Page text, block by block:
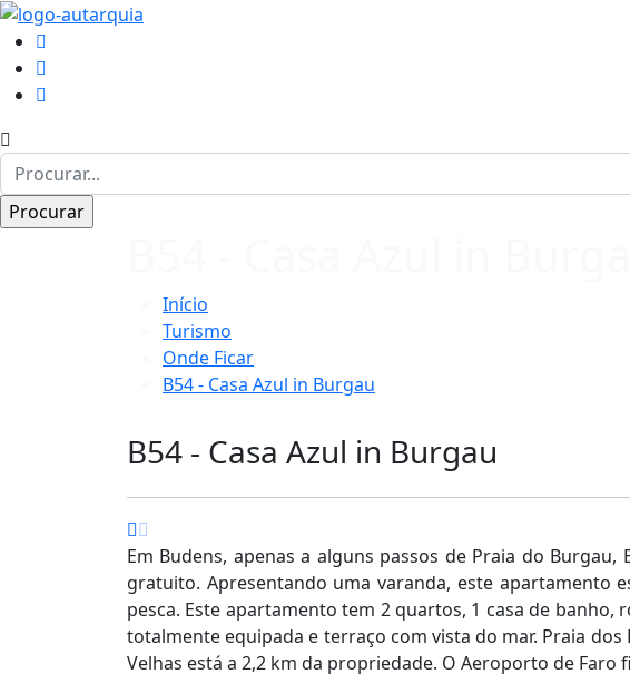
Início
Turismo
Onde Ficar
B54 - Casa Azul in Burgau
B54 - Casa Azul in Burgau
Em Budens, apenas a alguns passos de Praia do
gratuito. Apresentando uma varanda, este apartamento
pesca. Este apartamento tem 2 quartos, 1 casa de
totalmente equipada e terraço com vista do mar. Praia dos
Velhas está a 2,2 km da propriedade. O Aeroporto de Faro